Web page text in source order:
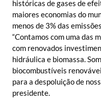
históricas de gases de
maiores economias do
menos de 3% das
“Contamos com uma das
com renovados
hidráulica e biomassa.
biocombustíveis
para a despoluição de
presidente.